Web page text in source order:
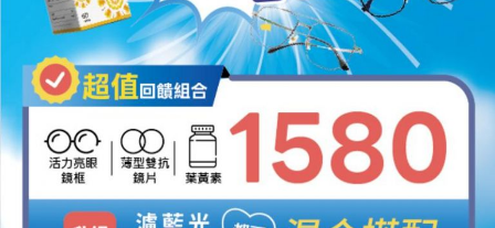
🎯UNDER WOOD｜台灣本土設計師眼鏡品牌🎯
26年式新品上市,全面特惠開賣
👓好康超值 有型一夏 ✨ 超值享受 多種需求一次滿足！價格透明///款式眾多 價格不變►第二副再半價
Oakley全新款式全面上架
明星最愛 ▶ RayBan 2026太陽鏡新品登場
鏡匠眼鏡上架2026最新 Rokid Glasses｜AI 智慧眼鏡 — 看世界的方式從此不同。
鏡匠徵才
2026全新智能AR 眼鏡 ▶ Rokid AR Spatial 沉浸體驗